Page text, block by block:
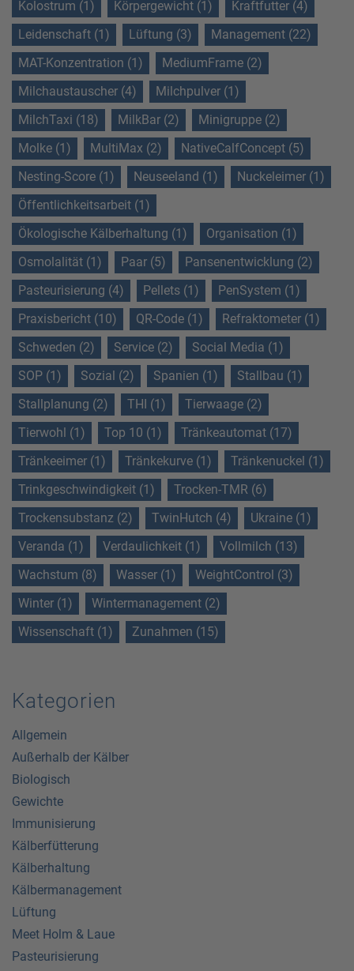
Kolostrum (1) Körpergewicht (1)
Kraftfutter (4)
Leidenschaft (1)
Lüftung (3)
Management (22)
MAT-Konzentration (1)
MediumFrame (2)
Milchaustauscher (4)
Milchpulver (1)
MilchTaxi (18)
MilkBar (2)
Minigruppe (2)
Molke (1)
MultiMax (2)
NativeCalfConcept (5)
Nesting-Score (1)
Neuseeland (1)
Nuckeleimer (1)
Öffentlichkeitsarbeit (1)
Ökologische Kälberhaltung (1)
Organisation (1)
Osmolalität (1)
Paar (5)
Pansenentwicklung (2)
Pasteurisierung (4)
Pellets (1)
PenSystem (1)
Praxisbericht (10)
QR-Code (1)
Refraktometer (1)
Schweden (2)
Service (2)
Social Media (1)
SOP (1)
Sozial (2) Spanien (1)
Stallbau (1)
Stallplanung (2)
THI (1)
Tierwaage (2)
Tierwohl (1)
Top 10 (1)
Tränkeautomat (17)
Tränkeeimer (1)
Tränkekurve (1)
Tränkenuckel (1)
Trinkgeschwindigkeit (1)
Trocken-TMR (6)
Trockensubstanz (2)
TwinHutch (4)
Ukraine (1)
Veranda (1)
Verdaulichkeit (1)
Vollmilch (13)
Wachstum (8)
Wasser (1)
WeightControl (3)
Winter (1)
Wintermanagement (2)
Wissenschaft (1)
Zunahmen (15)
Kategorien
Allgemein
Außerhalb der Kälber
Biologisch
Gewichte
Immunisierung
Kälberfütterung
Kälberhaltung
Kälbermanagement
Lüftung
Meet Holm & Laue
Pasteurisierung